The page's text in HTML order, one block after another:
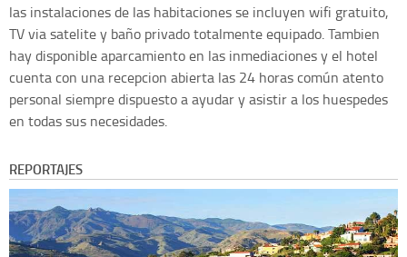
las instalaciones de las habitaciones se incluyen wifi gratuito,
TV via satelite y baño privado totalmente equipado. Tambien
hay disponible aparcamiento en las inmediaciones y el hotel
cuenta con una recepcion abierta las 24 horas común atento
personal siempre dispuesto a ayudar y asistir a los huespedes
en todas sus necesidades.
REPORTAJES